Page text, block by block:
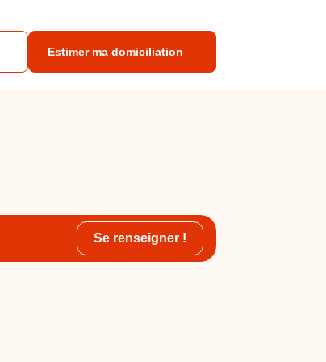
Estimer ma domiciliation
Se renseigner !